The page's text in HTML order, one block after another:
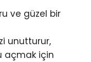
ve güzel bir
unutturur,
açmak için